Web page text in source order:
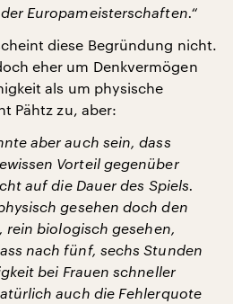
Europameisterschaften.“
diese Begründung nicht.
eher um Denkvermögen
als um physische
Pähtz zu, aber:
aber auch sein, dass
Vorteil gegenüber
auf die Dauer des Spiels.
gesehen doch den
rein biologisch gesehen,
nach fünf, sechs Stunden
bei Frauen schneller
auch die Fehlerquote